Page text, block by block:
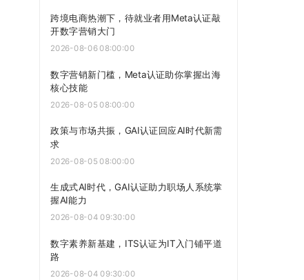
跨境电商热潮下，待就业者用Meta认证敲
开数字营销大门
2026-08-06 08:00:00
数字营销新门槛，Meta认证助你掌握出海
核心技能
2026-08-05 08:00:00
政策与市场共振，GAI认证回应AI时代新需
求
2026-08-05 08:00:00
生成式AI时代，GAI认证助力职场人系统掌
握AI能力
2026-08-04 09:30:00
数字素养新基建，ITS认证为IT入门铺平道
路
2026-08-04 09:30:00